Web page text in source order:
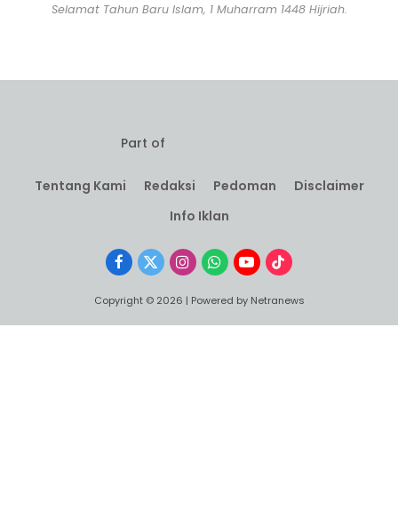
Selamat Tahun Baru Islam, 1 Muharram 1448 Hijriah.
Part of
Tentang Kami Redaksi Pedoman
Disclaimer
Info Iklan
Facebook
X
InstagramWhatsApp
YouTubeTikTok
Copyright © 2026 | Powered by Netranews